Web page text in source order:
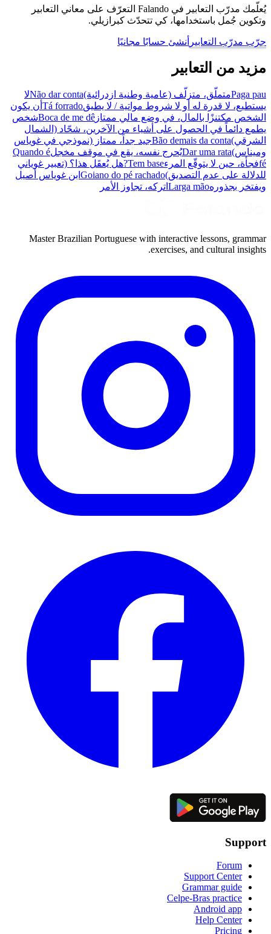
يُعلّمك مدرّب التعابير في Falando التعرّف على معاني التعابير
وتكوين جُمل باستخدامها، كي تتحدّث كبرازيلي.
جرّب مدرّب التعابير أنشئ حسابًا مجانيًا
مزيد من التعابير
Paga pauمتملّق، متزلّف (عامية وطنية ازدرائية)Não dar contaلا
يستطيع، لا قدرة له أو لا شروط مواتية / لا يطيقTá forrado أن يكون
الشخص مكتنزًا بالمال، في وضع مالي ممتاز Boca de me dêشخص
يطمع دائماً في الحصول على أشياء من الآخرين، شحّاد (الشمال
الشرقي)Bão demais da contaجيد جداً، ممتاز (نموذجي في غوياس
وميناس)Dar uma rataيُحرج نفسه، يقع في موقف مخجلQuando é
féفجأة، حين لا يتوقّع المرءTem base? هل يُعقَل هذا؟ (تعبير غوياني
للدلالة على عدم التصديق)Goiano do pé rachado ابن غوياس أصيل
ويفتخر بجذورهLarga mão اتركه، تجاوز الأمر
Master Brazilian Portuguese with interactive lessons, grammar
exercises, and cultural insights.
Support
Forum
Support Center
Grammar guide
Celpe-Bras practice
Android app
Help Center
Pricing